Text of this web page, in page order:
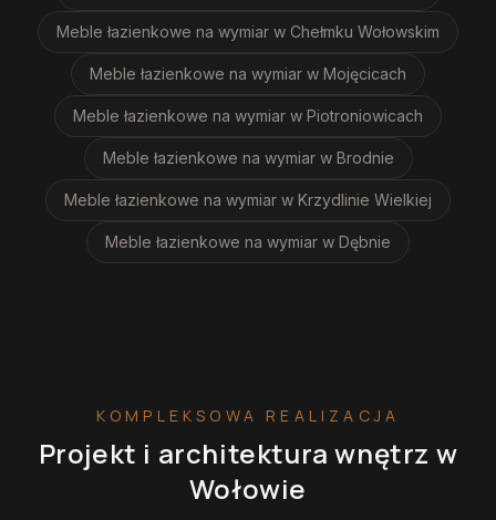
Meble łazienkowe na wymiar w Chełmku Wołowskim
Meble łazienkowe na wymiar w Mojęcicach
Meble łazienkowe na wymiar w Piotroniowicach
Meble łazienkowe na wymiar w Brodnie
Meble łazienkowe na wymiar w Krzydlinie Wielkiej
Meble łazienkowe na wymiar w Dębnie
KOMPLEKSOWA REALIZACJA
Projekt i architektura wnętrz w
Wołowie